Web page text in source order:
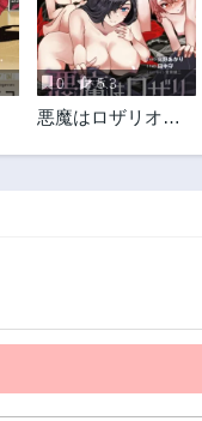
第35話
3年前
第30話
3年前
第25話
第10話
0 5.3
悪魔はロザリオに